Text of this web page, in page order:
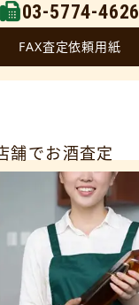
03-5774-4626
FAX査定依頼用紙
舗でお酒査定